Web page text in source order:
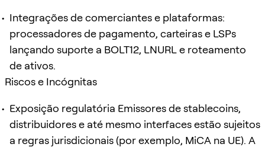
Integrações de comerciantes e plataformas:
processadores de pagamento, carteiras e LSPs
lançando suporte a BOLT12, LNURL e roteamento
de ativos.
Riscos e Incógnitas
Exposição regulatória Emissores de stablecoins,
distribuidores e até mesmo interfaces estão sujeitos
a regras jurisdicionais (por exemplo, MiCA na UE). A